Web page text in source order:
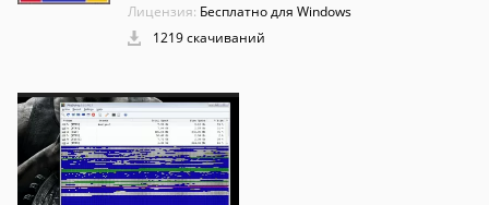
Лицензия: Бесплатно для Windows
1219 скачиваний